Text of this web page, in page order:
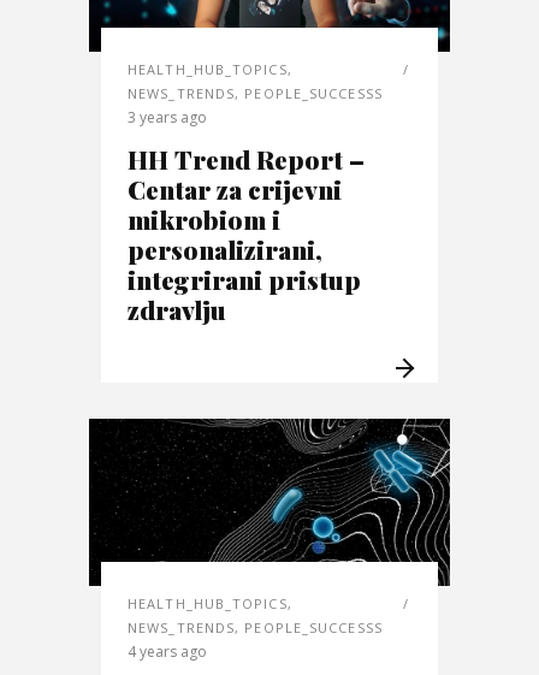
HEALTH_HUB_TOPICS,
NEWS_TRENDS, PEOPLE_SUCCESSS
3 years ago
HH Trend Report –
Centar za crijevni
mikrobiom i
personalizirani,
integrirani pristup
zdravlju
HEALTH_HUB_TOPICS,
NEWS_TRENDS, PEOPLE_SUCCESSS
4 years ago